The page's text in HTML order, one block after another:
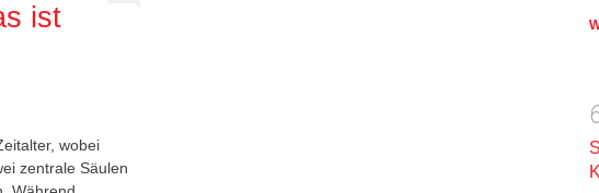
ist
wobei
zentrale Säulen